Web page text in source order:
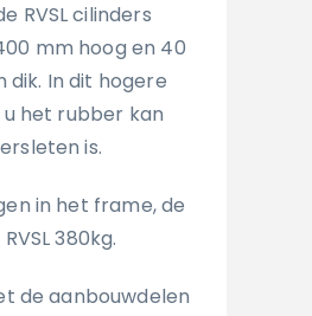
RVSL cilinders
mm hoog en 40
dik. In dit hogere
het rubber kan
is.
in het frame, de
380kg.
de aanbouwdelen